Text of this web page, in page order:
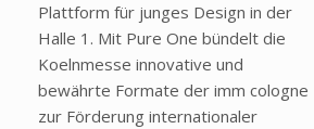
Plattform für junges Design in der
Halle 1. Mit Pure One bündelt die
Koelnmesse innovative und
bewährte Formate der imm cologne
zur Förderung internationaler